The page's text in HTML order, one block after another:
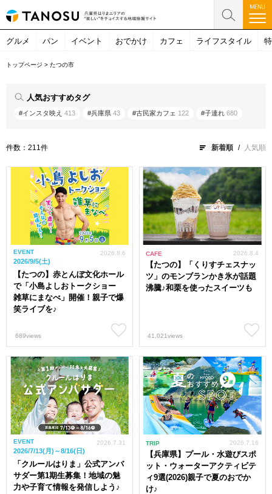
グルメ パン イベント おでかけ カフェ ライフスタイル
トップページ >たつの市
人気おすすめタグ
#インスタ映え413 #兵庫県43 #古民家カフェ 122 #子連れ680
件数：211件 新着順 人気順
EVENT
2026/9/5(土)
【たつの】赤とんぼ文化ホール
で「小島よしおトークショー
雑草にまなべ」開催！親子で爆
笑ライブを♪
2026.8.6
689views
CAFE
【たつの】「くりすチェスナッ
ツ」のモンブランかき氷が話題
沸騰♪和栗を使ったスイーツも
2026.8.4
41,021views
EVENT
2026/7/13(月)～8/16(日)
「クルールはりま」公式アンバ
サダー第1期生募集！地域の魅
力や子育て情報を発信しよう♪
2026.7.31 TRIP
【兵庫県】プール・水遊びスポ
ット・ウォーターアクティビテ
ィ9選(2026)親子で夏のおでか
け♪
2026.7.16